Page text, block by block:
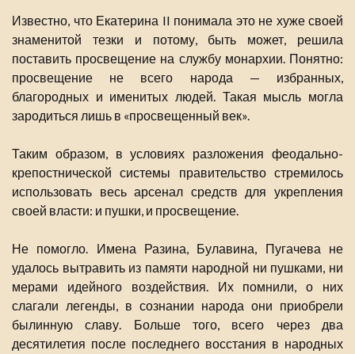
Известно, что Екатерина II понимала это не хуже своей
знаменитой тезки и потому, быть может, решила
поставить просвещение на службу монархии. Понятно:
просвещение не всего народа — избранных,
благородных и именитых людей. Такая мысль могла
зародиться лишь в «просвещенный век».
Таким образом, в условиях разложения феодально-
крепостнической системы правительство стремилось
использовать весь арсенал средств для укрепления
своей власти: и пушки, и просвещение.
Не помогло. Имена Разина, Булавина, Пугачева не
удалось вытравить из памяти народной ни пушками, ни
мерами идейного воздействия. Их помнили, о них
слагали легенды, в сознании народа они приобрели
былинную славу. Больше того, всего через два
десятилетия после последнего восстания в народных